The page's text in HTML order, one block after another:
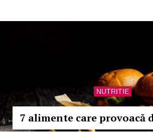
NUTRITIE
7 alimente care provoacă